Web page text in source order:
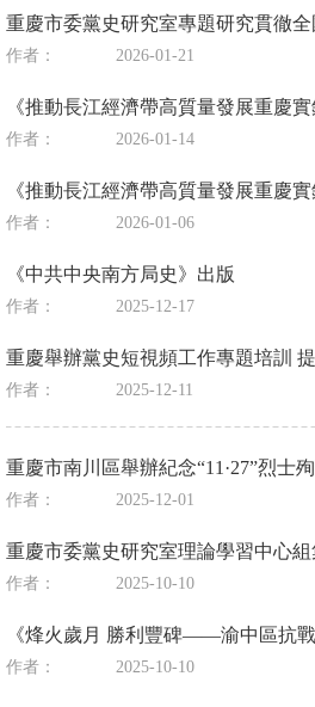
重慶市委黨史研究室專題研究貫徹
作者： 2026-01-21
《推動長江經濟帶高質量發展重慶
作者： 2026-01-14
《推動長江經濟帶高質量發展重慶
作者： 2026-01-06
《中共中央南方局史》出版
作者： 2025-12-17
重慶舉辦黨史短視頻工作專題培訓
作者： 2025-12-11
重慶市南川區舉辦紀念“11·27”烈士
作者： 2025-12-01
重慶市委黨史研究室理論學習中心
作者： 2025-10-10
《烽火歲月 勝利豐碑——渝中區抗
作者： 2025-10-10